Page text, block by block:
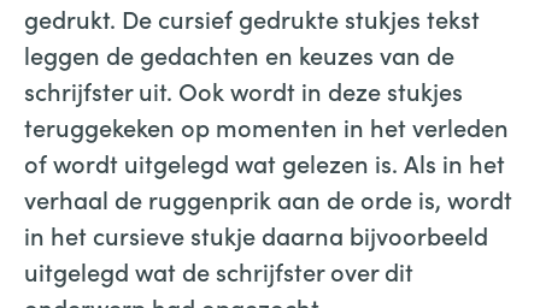
gedrukt. De cursief gedrukte stukjes tekst
leggen de gedachten en keuzes van de
schrijfster uit. Ook wordt in deze stukjes
teruggekeken op momenten in het verleden
of wordt uitgelegd wat gelezen is. Als in het
verhaal de ruggenprik aan de orde is, wordt
in het cursieve stukje daarna bijvoorbeeld
uitgelegd wat de schrijfster over dit